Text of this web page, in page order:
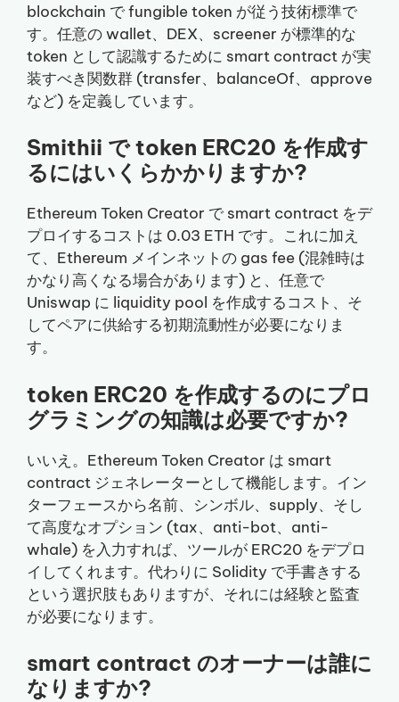
blockchain で fungible token が従う技術標準で
す。任意の wallet、DEX、screener が標準的な
token として認識するために smart contract が実
装すべき関数群 (transfer、balanceOf、approve
など) を定義しています。
Smithii で token ERC20 を作成す
るにはいくらかかりますか?
Ethereum Token Creator で smart contract をデ
プロイするコストは 0.03 ETH です。これに加え
て、Ethereum メインネットの gas fee (混雑時は
かなり高くなる場合があります) と、任意で
Uniswap に liquidity pool を作成するコスト、そ
してペアに供給する初期流動性が必要になりま
す。
token ERC20 を作成するのにプロ
グラミングの知識は必要ですか?
いいえ。Ethereum Token Creator は smart
contract ジェネレーターとして機能します。イン
ターフェースから名前、シンボル、supply、そし
て高度なオプション (tax、anti-bot、anti-
whale) を入力すれば、ツールが ERC20 をデプロ
イしてくれます。代わりに Solidity で手書きする
という選択肢もありますが、それには経験と監査
が必要になります。
smart contract のオーナーは誰に
なりますか?